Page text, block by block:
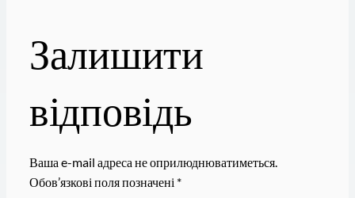
Залишити
відповідь
Ваша e-mail адреса не оприлюднюватиметься.
Обов’язкові поля позначені *